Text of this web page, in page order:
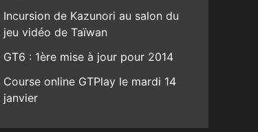
Incursion de Kazunori au salon du
jeu vidéo de Taïwan
GT6 : 1ère mise à jour pour 2014
Course online GTPlay le mardi 14
janvier